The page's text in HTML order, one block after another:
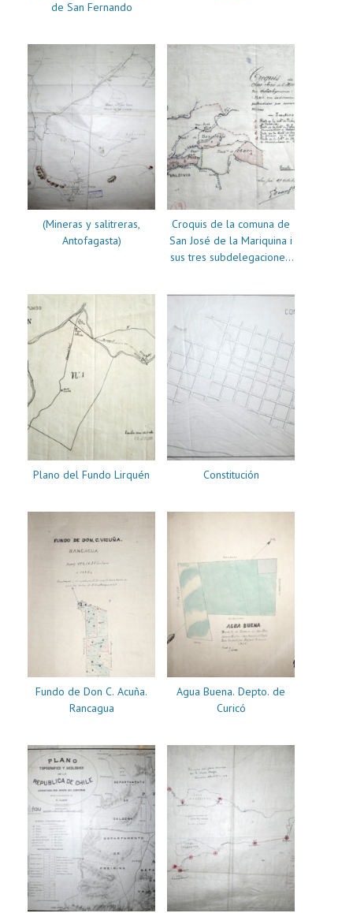
de San Fernando
(Mineras y salitreras,
Antofagasta)
Croquis de la comuna de
San José de la Mariquina i
sus tres subdelegaciones:
Plano del Fundo Lirquén Constitución
Fundo de Don C. Acuña.
Rancagua
Agua Buena. Depto. de
Curicó